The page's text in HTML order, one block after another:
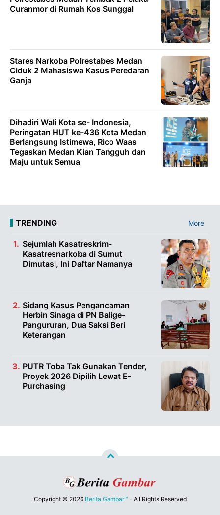
Curanmor di Rumah Kos Sunggal
Stares Narkoba Polrestabes Medan
Ciduk 2 Mahasiswa Kasus Peredaran
Ganja
Dihadiri Wali Kota se- Indonesia,
Peringatan HUT ke-436 Kota Medan
Berlangsung Istimewa, Rico Waas
Tegaskan Medan Kian Tangguh dan
Maju untuk Semua
TRENDING More
Sejumlah Kasatreskrim-
Kasatresnarkoba di Sumut
Dimutasi, Ini Daftar Namanya
Sidang Kasus Pengancaman
Herbin Sinaga di PN Balige-
Pangururan, Dua Saksi Beri
Keterangan
PUTR Toba Tak Gunakan Tender,
Proyek 2026 Dipilih Lewat E-
Purchasing
Copyright © 2026 Berita Gambar™- All Rights Reserved